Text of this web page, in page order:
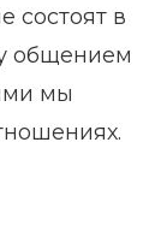
состоят в
общением
мы